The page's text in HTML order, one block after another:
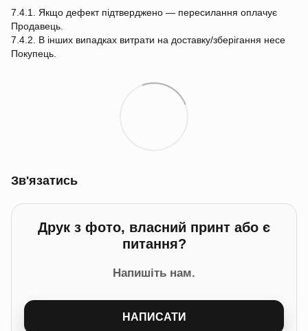
7.4.1. Якщо дефект підтверджено — пересилання оплачує
Продавець.
7.4.2. В інших випадках витрати на доставку/зберігання несе
Покупець.
Зв'язатись
Друк з фото, власний принт або є
питання?
Напишіть нам.
НАПИСАТИ